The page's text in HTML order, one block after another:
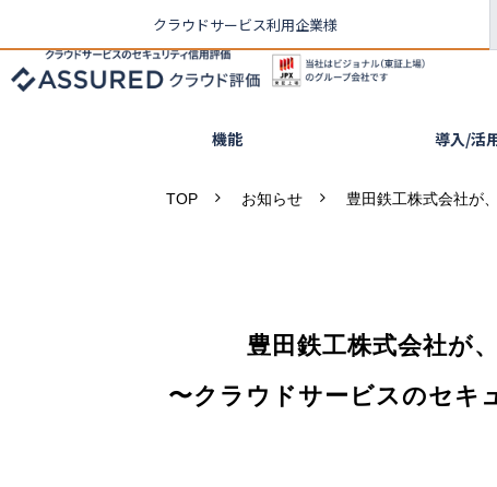
クラウドサービス利用企業様
機能 導入/活
TOP お知らせ 豊田鉄工株式会社が
豊田鉄工株式会社が
〜クラウドサービスのセキ